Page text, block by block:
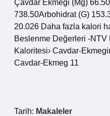
Çavdar Ekmeği (Mg)
738.50Arbohidrat (G)
20.026 Daha fazla kalori
Beslenme Değerleri -NTV
Kaloritesi› Cavdar-
Cavdar-Ekmeg 11
Tarih: Makaleler